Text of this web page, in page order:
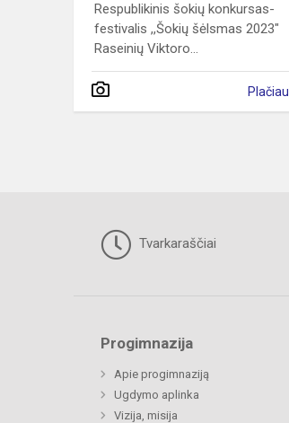
Respublikinis šokių konkursas-
festivalis ,,Šokių šėlsmas 2023"
Raseinių Viktoro...
Plačiau
Tvarkaraščiai
Progimnazija
Apie progimnaziją
Ugdymo aplinka
Vizija, misija